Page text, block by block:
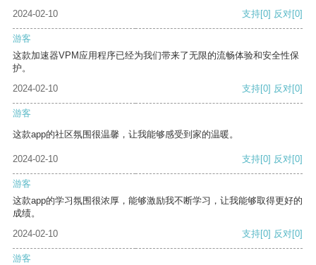
2024-02-10
支持[0] 反对[0]
游客
这款加速器VPM应用程序已经为我们带来了无限的流畅体验和安全性保
护。
2024-02-10
支持[0] 反对[0]
游客
这款app的社区氛围很温馨，让我能够感受到家的温暖。
2024-02-10 支持[0] 反对[0]
游客
这款app的学习氛围很浓厚，能够激励我不断学习，让我能够取得更好的
成绩。
2024-02-10
支持[0] 反对[0]
游客